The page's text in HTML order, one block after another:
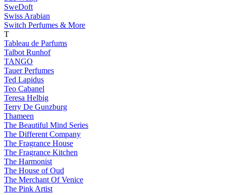
SweDoft
Swiss Arabian
Switch Perfumes & More
T
Tableau de Parfums
Talbot Runhof
TANGO
Tauer Perfumes
Ted Lapidus
Teo Cabanel
Teresa Helbig
Terry De Gunzburg
Thameen
The Beautiful Mind Series
The Different Company
The Fragrance House
The Fragrance Kitchen
The Harmonist
The House of Oud
The Merchant Of Venice
The Pink Artist